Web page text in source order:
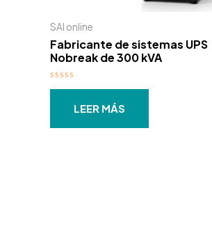
SAI online
Fabricante de sistemas UPS
Nobreak de 300 kVA
Valorado
LEER MÁS